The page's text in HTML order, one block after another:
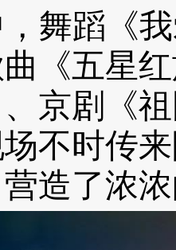
舞蹈《
《五星
京剧《
不时传
造了浓